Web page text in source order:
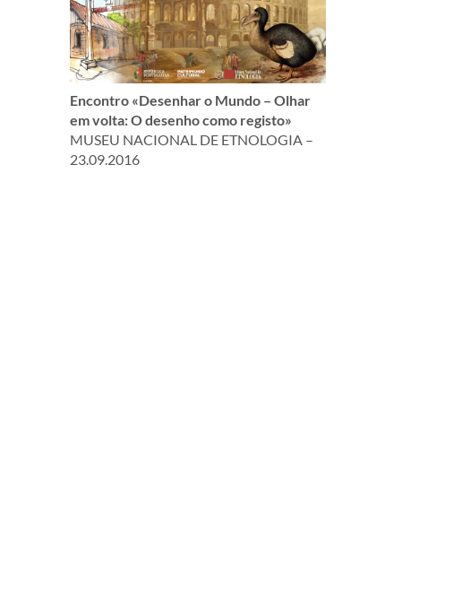
Encontro «Desenhar o Mundo – Olhar
em volta: O desenho como registo»
MUSEU NACIONAL DE ETNOLOGIA –
23.09.2016